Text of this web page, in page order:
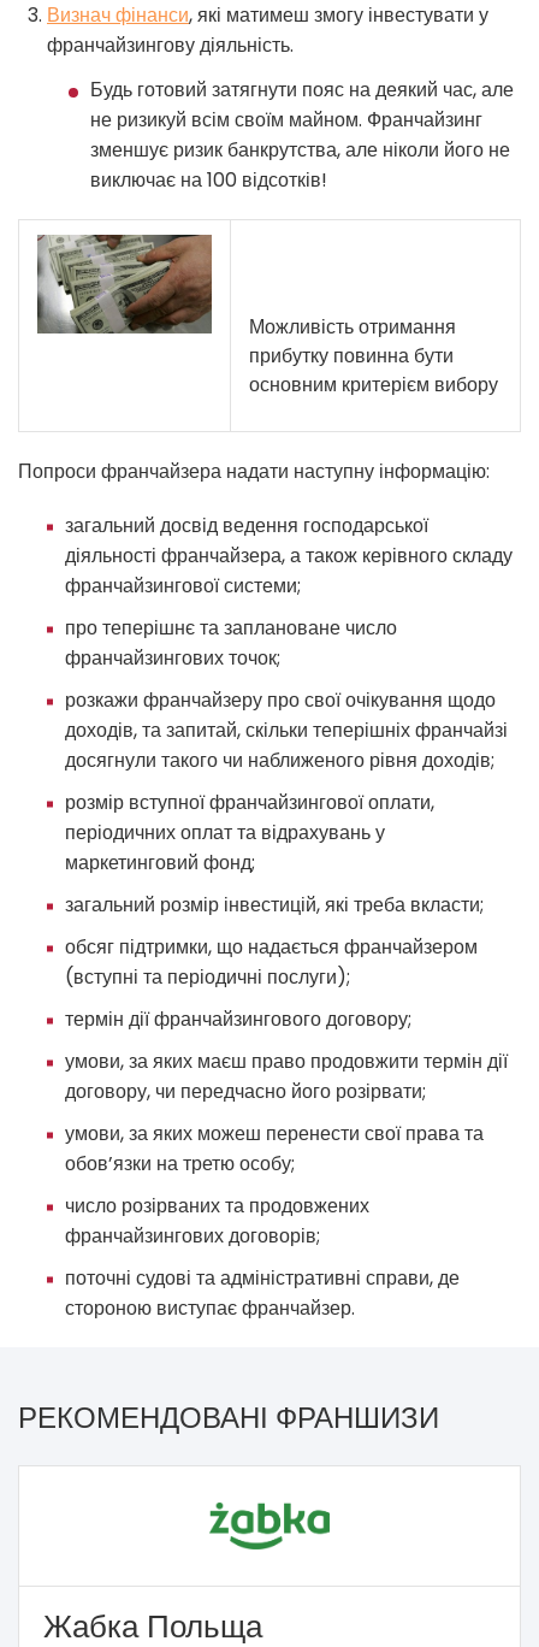
Визнач фінанси, які матимеш змогу інвестувати у
франчайзингову діяльність.
Будь готовий затягнути пояс на деякий час, але
не ризикуй всім своїм майном. Франчайзинг
зменшує ризик банкрутства, але ніколи його не
виключає на 100 відсотків!
Можливість отримання
прибутку повинна бути
основним критерієм вибору
Попроси франчайзера надати наступну інформацію:
загальний досвід ведення господарської
діяльності франчайзера, а також керівного складу
франчайзингової системи;
про теперішнє та заплановане число
франчайзингових точок;
розкажи франчайзеру про свої очікування щодо
доходів, та запитай, скільки теперішніх франчайзі
досягнули такого чи наближеного рівня доходів;
розмір вступної франчайзингової оплати,
періодичних оплат та відрахувань у
маркетинговий фонд;
загальний розмір інвестицій, які треба вкласти;
обсяг підтримки, що надається франчайзером
(вступні та періодичні послуги);
термін дії франчайзингового договору;
умови, за яких маєш право продовжити термін дії
договору, чи передчасно його розірвати;
умови, за яких можеш перенести свої права та
обов’язки на третю особу;
число розірваних та продовжених
франчайзингових договорів;
поточні судові та адміністративні справи, де
стороною виступає франчайзер.
РЕКОМЕНДОВАНІ ФРАНШИЗИ
Жабка Польща